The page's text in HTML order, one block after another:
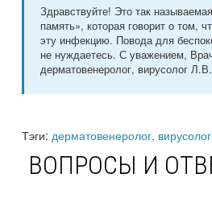
Здравствуйте! Это так
память», которая говорит о том,
эту инфекцию. Повода для
не нуждаетесь. С уважением,
дерматовенеролог, вирусолог
Тэги: дерматовенеролог, вирусолог
ВОПРОСЫ И